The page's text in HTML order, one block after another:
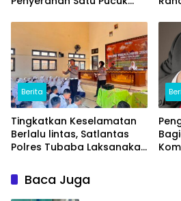
Masyarakat
Berita
Tingkatkan Keselamatan
Berlalu lintas, Satlantas
Polres Tubaba Laksanakan
School di SMAN 1 Tumijajar
Baca Juga